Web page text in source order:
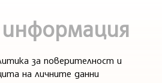
за поверителност и
на личните данни